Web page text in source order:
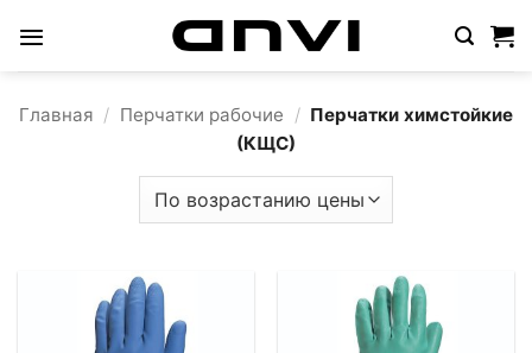
content
Главная / Перчатки рабочие / Перчатки химстойкие
(КЩС)